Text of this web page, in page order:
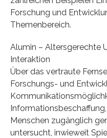
Forschung und
Themenbereich.
Alumin – Altersgerechte
Interaktion
Über das vertraute
Forschungs- und
Menschen zugänglich
untersucht, inwieweit